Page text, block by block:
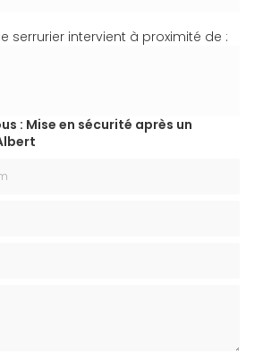
serrurier intervient à proximité de :
: Mise en sécurité après un